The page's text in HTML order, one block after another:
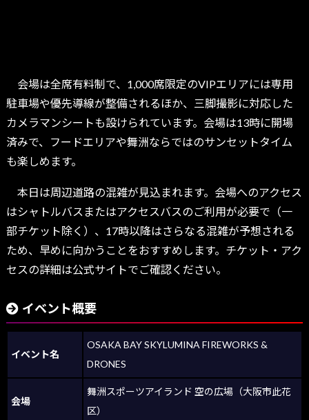
会場は全席有料制で、1,000席限定のVIPエリアには専用
駐車場や優先導線が整備されるほか、三脚撮影に対応した
カメラマンシートも設けられています。会場は13時に開場
済みで、フードエリアや舞洲ならではのサンセットタイム
も楽しめます。
本日は周辺道路の混雑が見込まれます。会場へのアクセス
はシャトルバスまたはアクセスバスのご利用が必要で（一
部チケット除く）、17時以降はさらなる混雑が予想される
ため、早めに向かうことをおすすめします。チケット・アク
セスの詳細は公式サイトでご確認ください。
イベント概要
イベント名
OSAKA BAY SKYLUMINA FIREWORKS &
DRONES
会場
舞洲スポーツアイランド 空の広場（大阪市此花
区）